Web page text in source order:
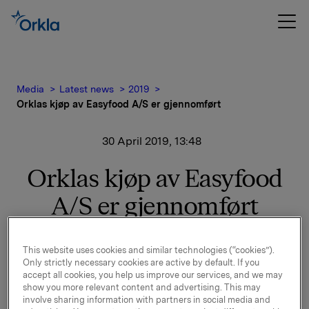
Media Latest news
2019
Orklas kjøp av Easyfood A/S er gjennomført
30 April 2019, 13:48
Orklas kjøp av Easyfood
A/S er gjennomført
I pressemelding 21. desember 2018 ble det informert
om at Orkla har inngått avtale om kjøp av 90 prosent
av aksjene i Easyfood A/S, en dansk produsent av
butikkstekte bakervarer til «out of home»-kanalen.
This website uses cookies and similar technologies (“cookies”).
Only strictly necessary cookies are active by default. If you
accept all cookies, you help us improve our services, and we may
show you more relevant content and advertising. This may
involve sharing information with partners in social media and